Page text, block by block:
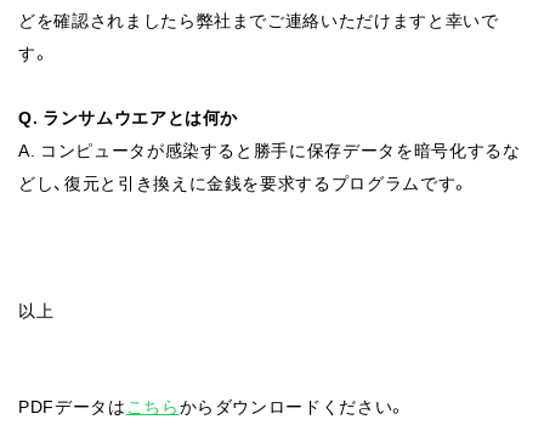
どを確認されましたら弊社までご連絡いただけますと幸いで
す。
Q. ランサムウエアとは何か
A. コンピュータが感染すると勝手に保存データを暗号化するな
どし、復元と引き換えに金銭を要求するプログラムです。
以上
PDFデータはこちらからダウンロードください。